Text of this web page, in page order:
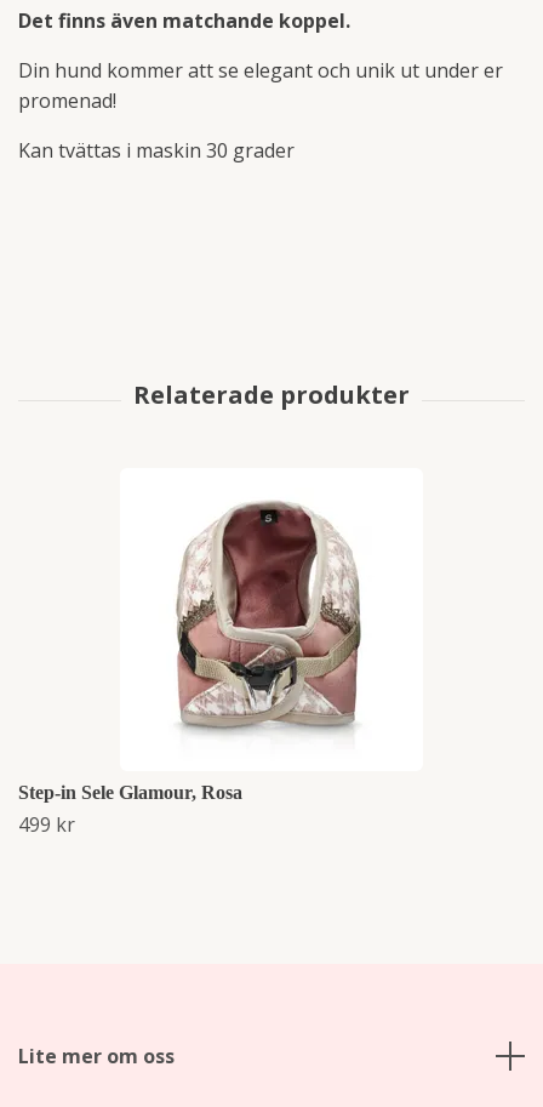
Det finns även matchande koppel.
Din hund kommer att se elegant och unik ut under er
promenad!
Kan tvättas i maskin 30 grader
Step-in Sele Glamour, Rosa
499 kr
Lite mer om oss